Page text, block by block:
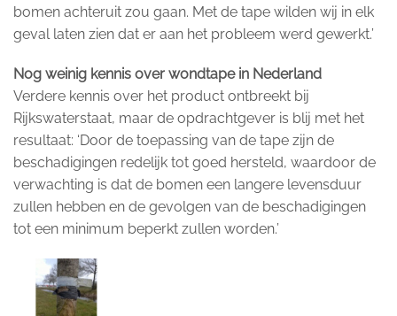
bomen achteruit zou gaan. Met de tape wilden wij in elk
geval laten zien dat er aan het probleem werd gewerkt.’
Nog weinig kennis over wondtape in Nederland
Verdere kennis over het product ontbreekt bij
Rijkswaterstaat, maar de opdrachtgever is blij met het
resultaat: ‘Door de toepassing van de tape zijn de
beschadigingen redelijk tot goed hersteld, waardoor de
verwachting is dat de bomen een langere levensduur
zullen hebben en de gevolgen van de beschadigingen
tot een minimum beperkt zullen worden.’